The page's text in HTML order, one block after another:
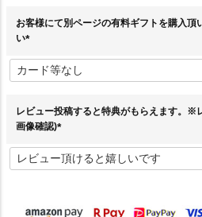
お客様にて別ページの有料ギフトを購入頂
い
必
須
レビュー投稿すると特典がもらえます。※
画像確認)
必
須